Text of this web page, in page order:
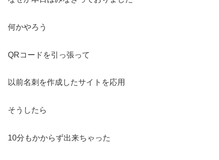
何かやろう
QRコードを引っ張って
以前名刺を作成したサイトを応用
そうしたら
10分もかからず出来ちゃった